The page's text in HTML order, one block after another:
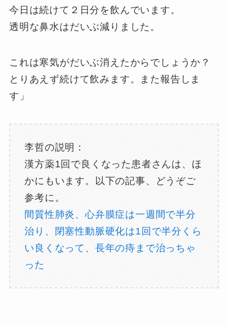
今日は続けて２日分を飲んでいます。
透明な鼻水はだいぶ減りました。
これは寒気がだいぶ消えたからでしょうか？
とりあえず続けて飲みます。また報告しま
す」
李哲の説明：
漢方薬1回で良くなった患者さんは、ほ
かにもいます。以下の記事、どうぞご
参考に。
間質性肺炎、心弁膜症は一週間で半分
治り、閉塞性動脈硬化は1回で半分くら
い良くなって、長年の痔まで治っちゃ
った